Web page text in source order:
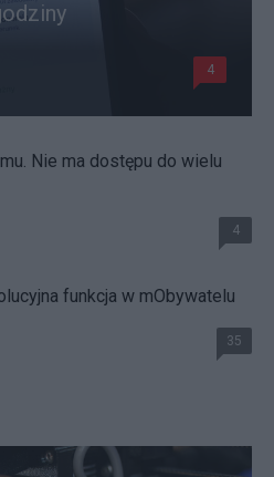
4
Nie ma dostępu do wielu
4
funkcja w mObywatelu
35